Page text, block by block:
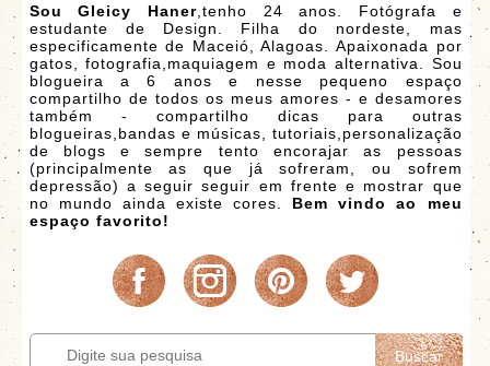
Sou Gleicy Haner,tenho 24 anos. Fotógrafa e
estudante de Design. Filha do nordeste, mas
especificamente de Maceió, Alagoas. Apaixonada por
gatos, fotografia,maquiagem e moda alternativa. Sou
blogueira a 6 anos e nesse pequeno espaço
compartilho de todos os meus amores - e desamores
também - compartilho dicas para outras
blogueiras,bandas e músicas, tutoriais,personalização
de blogs e sempre tento encorajar as pessoas
(principalmente as que já sofreram, ou sofrem
depressão) a seguir seguir em frente e mostrar que
no mundo ainda existe cores. Bem vindo ao meu
espaço favorito!
Buscar